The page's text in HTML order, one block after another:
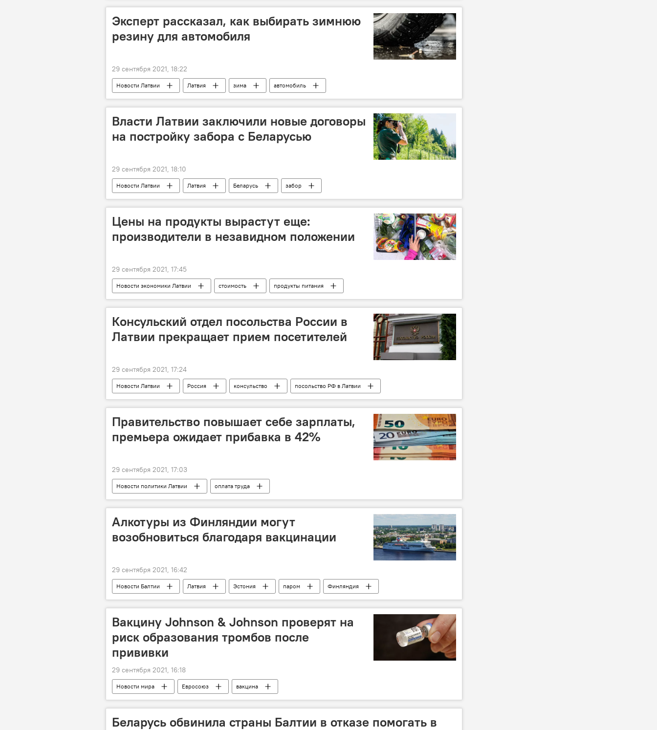
Эксперт рассказал, как выбирать зимнюю
резину для автомобиля
29 сентября 2021, 18:22
Новости Латвии Латвия зима автомобиль
Власти Латвии заключили новые договоры
на постройку забора с Беларусью
29 сентября 2021, 18:10
Новости Латвии Латвия Беларусь забор
Цены на продукты вырастут еще:
производители в незавидном положении
29 сентября 2021, 17:45
Новости экономики Латвии стоимость продукты питания
Консульский отдел посольства России в
Латвии прекращает прием посетителей
29 сентября 2021, 17:24
Новости Латвии Россия консульство посольство РФ в Латвии
Правительство повышает себе зарплаты,
премьера ожидает прибавка в 42%
29 сентября 2021, 17:03
Новости политики Латвии оплата труда
Алкотуры из Финляндии могут
возобновиться благодаря вакцинации
29 сентября 2021, 16:42
Новости Балтии Латвия Эстония паром
Финляндия
Tallink Grupp
Турпоездка в винный магазин Пресс-дайджест
Вакцину Johnson & Johnson проверят на
риск образования тромбов после
прививки
29 сентября 2021, 16:18
Новости мира Евросоюз
вакцина
Европейское агентство лекарственных средств
Беларусь обвинила страны Балтии в отказе помогать в